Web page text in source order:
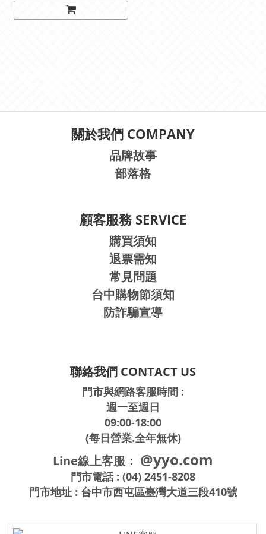
關於我們 COMPANY
品牌故事
部落格
顧客服務 SERVICE
購買須知
退票需知
常見問題
台中購物節須知
防詐騙宣導
聯絡我們 CONTACT US
門市與網路客服時間 :
週一至週日
09:00-18:00
(每日營業.全年無休)
Line線上客服： @yyo.com
門市電話 : (04) 2451-8208
門市地址 : 台中市西屯區臺灣大道三段410號